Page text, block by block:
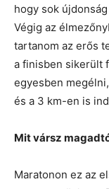
hogy sok
Végig az
tartanom az erős
a finisben sikerült
egyesben
és a 3 km-en is
Mit vársz
Maratonon ez az